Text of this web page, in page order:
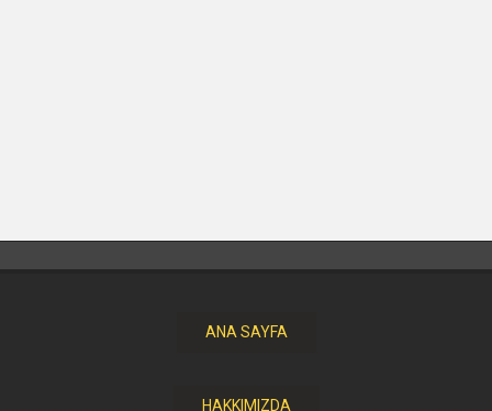
ANA SAYFA
HAKKIMIZDA